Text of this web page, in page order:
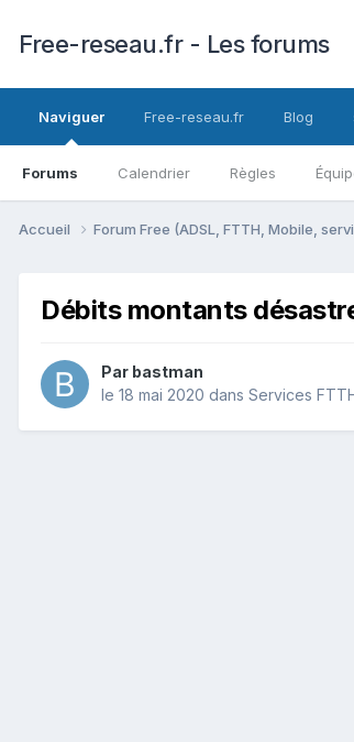
Free-reseau.fr - Les forums
Naviguer
Forums Calendrier Règles
Free-reseau.fr Blog
Accueil Forum Free (ADSL, FTTH, Mobile,
Débits montants
Par bastman
le 18 mai 2020 dans Services